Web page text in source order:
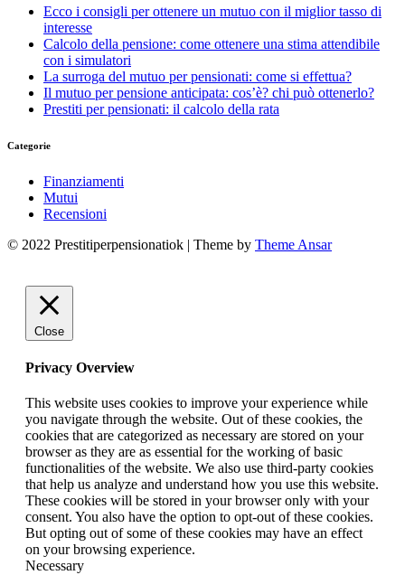
Ecco i consigli per ottenere un mutuo con il miglior tasso di
interesse
Calcolo della pensione: come ottenere una stima attendibile
con i simulatori
La surroga del mutuo per pensionati: come si effettua?
Il mutuo per pensione anticipata: cos’è? chi può ottenerlo?
Prestiti per pensionati: il calcolo della rata
Categorie
Finanziamenti
Mutui
Recensioni
© 2022 Prestitiperpensionatiok | Theme by Theme Ansar
Close
Privacy Overview
This website uses cookies to improve your experience while
you navigate through the website. Out of these cookies, the
cookies that are categorized as necessary are stored on your
browser as they are as essential for the working of basic
functionalities of the website. We also use third-party cookies
that help us analyze and understand how you use this website.
These cookies will be stored in your browser only with your
consent. You also have the option to opt-out of these cookies.
But opting out of some of these cookies may have an effect
on your browsing experience.
Necessary